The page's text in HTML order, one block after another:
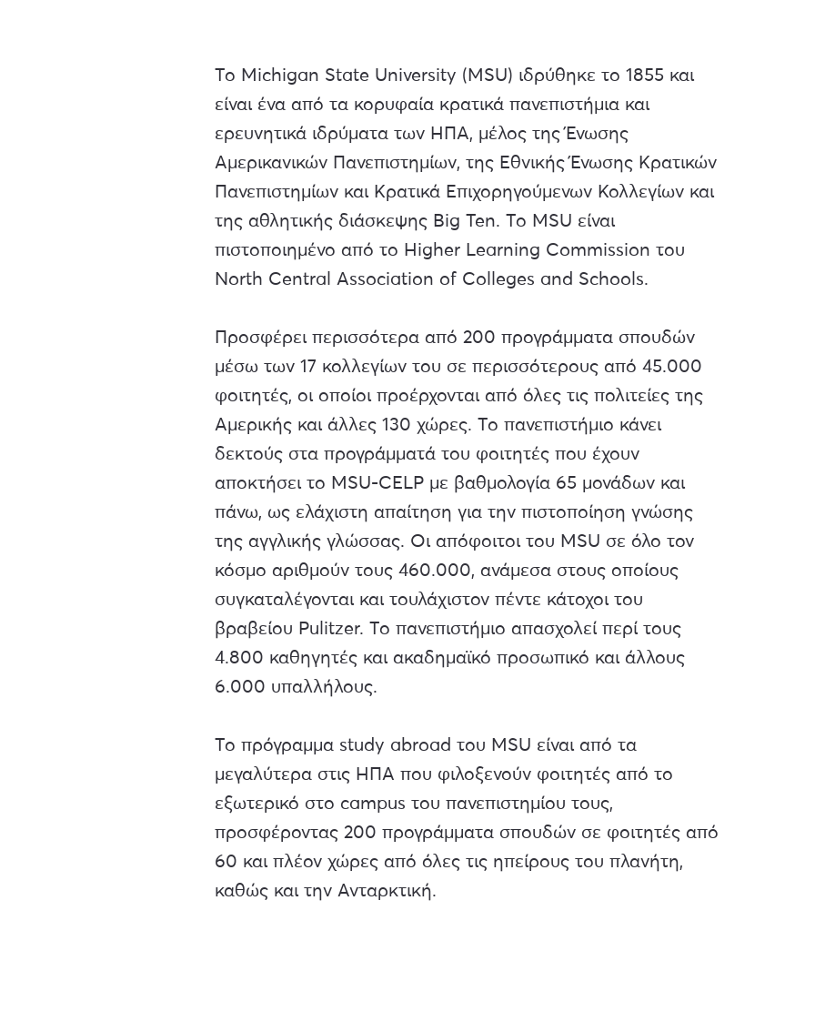
Το Michigan State University (MSU) ιδρύθηκε το 1855 και
είναι ένα από τα κορυφαία κρατικά πανεπιστήμια και
ερευνητικά ιδρύματα των ΗΠΑ, μέλος της Ένωσης
Αμερικανικών Πανεπιστημίων, της Εθνικής Ένωσης Κρατικών
Πανεπιστημίων και Κρατικά Επιχορηγούμενων Κολλεγίων και
της αθλητικής διάσκεψης Big Ten. Το MSU είναι
πιστοποιημένο από το Higher Learning Commission του
North Central Association of Colleges and Schools.
Προσφέρει περισσότερα από 200 προγράμματα σπουδών
μέσω των 17 κολλεγίων του σε περισσότερους από 45.000
φοιτητές, οι οποίοι προέρχονται από όλες τις πολιτείες της
Αμερικής και άλλες 130 χώρες. Το πανεπιστήμιο κάνει
δεκτούς στα προγράμματά του φοιτητές που έχουν
αποκτήσει το MSU-CELP με βαθμολογία 65 μονάδων και
πάνω, ως ελάχιστη απαίτηση για την πιστοποίηση γνώσης
της αγγλικής γλώσσας. Οι απόφοιτοι του MSU σε όλο τον
κόσμο αριθμούν τους 460.000, ανάμεσα στους οποίους
συγκαταλέγονται και τουλάχιστον πέντε κάτοχοι του
βραβείου Pulitzer. Το πανεπιστήμιο απασχολεί περί τους
4.800 καθηγητές και ακαδημαϊκό προσωπικό και άλλους
6.000 υπαλλήλους.
Το πρόγραμμα study abroad του MSU είναι από τα
μεγαλύτερα στις ΗΠΑ που φιλοξενούν φοιτητές από το
εξωτερικό στο campus του πανεπιστημίου τους,
προσφέροντας 200 προγράμματα σπουδών σε φοιτητές από
60 και πλέον χώρες από όλες τις ηπείρους του πλανήτη,
καθώς και την Ανταρκτική.